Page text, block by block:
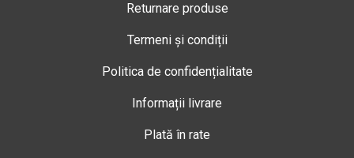
Returnare produse
Termeni și condiții
Politica de confidențialitate
Informații livrare
Plată în rate